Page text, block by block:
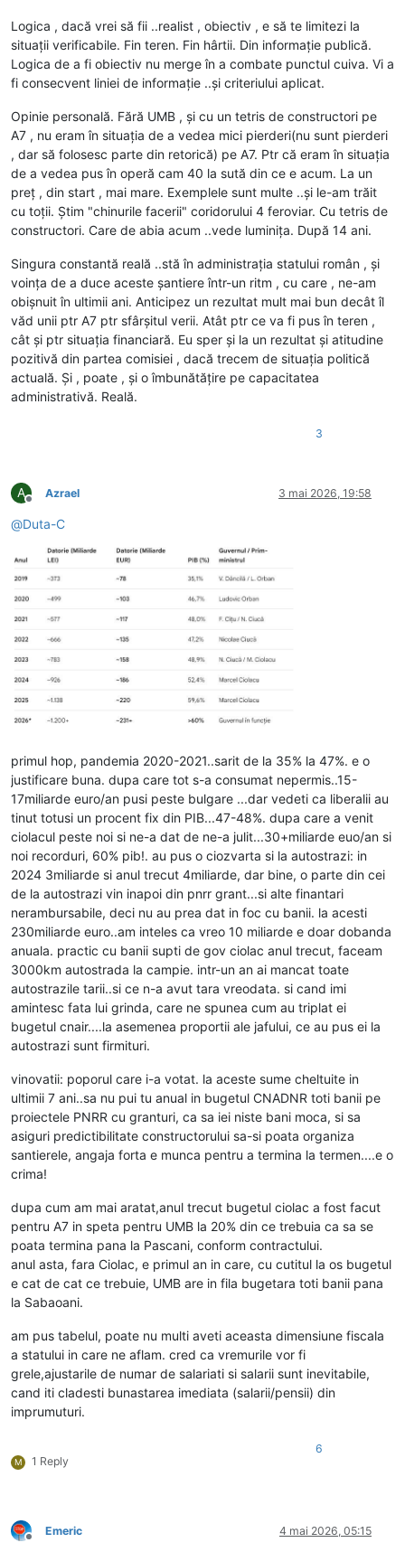
Logica , dacă vrei să fii ..realist , obiectiv , e să te limitezi la
situații verificabile. Fin teren. Fin hârtii. Din informație publică.
Logica de a fi obiectiv nu merge în a combate punctul cuiva. Vi a
fi consecvent liniei de informație ..și criteriului aplicat.
Opinie personală. Fără UMB , și cu un tetris de constructori pe
A7 , nu eram în situația de a vedea mici pierderi(nu sunt pierderi
, dar să folosesc parte din retorică) pe A7. Ptr că eram în situația
de a vedea pus în operă cam 40 la sută din ce e acum. La un
preț , din start , mai mare. Exemplele sunt multe ..și le-am trăit
cu toții. Știm "chinurile facerii" coridorului 4 feroviar. Cu tetris de
constructori. Care de abia acum ..vede luminița. După 14 ani.
Singura constantă reală ..stă în administrația statului român , și
voința de a duce aceste șantiere într-un ritm , cu care , ne-am
obișnuit în ultimii ani. Anticipez un rezultat mult mai bun decât îl
văd unii ptr A7 ptr sfârșitul verii. Atât ptr ce va fi pus în teren ,
cât și ptr situația financiară. Eu sper și la un rezultat și atitudine
pozitivă din partea comisiei , dacă trecem de situația politică
actuală. Și , poate , și o îmbunătățire pe capacitatea
administrativă. Reală.
3
A
Deconectat
Azrael 3 mai 2026, 19:58
@Duta-C
primul hop, pandemia 2020-2021..sarit de la 35% la 47%. e o
justificare buna. dupa care tot s-a consumat nepermis..15-
17miliarde euro/an pusi peste bulgare ...dar vedeti ca liberalii au
tinut totusi un procent fix din PIB...47-48%. dupa care a venit
ciolacul peste noi si ne-a dat de ne-a julit...30+miliarde euo/an si
noi recorduri, 60% pib!. au pus o ciozvarta si la autostrazi: in
2024 3miliarde si anul trecut 4miliarde, dar bine, o parte din cei
de la autostrazi vin inapoi din pnrr grant...si alte finantari
nerambursabile, deci nu au prea dat in foc cu banii. la acesti
230miliarde euro..am inteles ca vreo 10 miliarde e doar dobanda
anuala. practic cu banii supti de gov ciolac anul trecut, faceam
3000km autostrada la campie. intr-un an ai mancat toate
autostrazile tarii..si ce n-a avut tara vreodata. si cand imi
amintesc fata lui grinda, care ne spunea cum au triplat ei
bugetul cnair....la asemenea proportii ale jafului, ce au pus ei la
autostrazi sunt firmituri.
vinovatii: poporul care i-a votat. la aceste sume cheltuite in
ultimii 7 ani..sa nu pui tu anual in bugetul CNADNR toti banii pe
proiectele PNRR cu granturi, ca sa iei niste bani moca, si sa
asiguri predictibilitate constructorului sa-si poata organiza
santierele, angaja forta e munca pentru a termina la termen....e o
crima!
dupa cum am mai aratat,anul trecut bugetul ciolac a fost facut
pentru A7 in speta pentru UMB la 20% din ce trebuia ca sa se
poata termina pana la Pascani, conform contractului.
anul asta, fara Ciolac, e primul an in care, cu cutitul la os bugetul
e cat de cat ce trebuie, UMB are in fila bugetara toti banii pana
la Sabaoani.
am pus tabelul, poate nu multi aveti aceasta dimensiune fiscala
a statului in care ne aflam. cred ca vremurile vor fi
grele,ajustarile de numar de salariati si salarii sunt inevitabile,
cand iti cladesti bunastarea imediata (salarii/pensii) din
imprumuturi.
M 1 Reply
6
Deconectat
Emeric 4 mai 2026, 05:15